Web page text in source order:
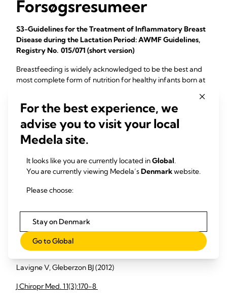
Forsøgsresumeer
S3-Guidelines for the Treatment of Inflammatory Breast
Disease during the Lactation Period: AWMF Guidelines,
Registry No. 015/071 (short version)
Breastfeeding is widely acknowledged to be the best and
most complete form of nutrition for healthy infants born at
Jacobs A, Abou-Dakn M, Becker K, Both D, Gatermann S,
Gresens R, Groß M, Jochum F, Kühnert M, Rouw E, Scheele M,
Strauss A, Strempel AK, Vetter K, Wöckel A (2012)
Ultrasound as a treatment of mammary blocked duct
The purpose of this case series is to report the outcomes of
25 postpartum women who were experiencing difficulties
with breastfeeding and were treated using ...
Lavigne V, Gleberzon BJ (2012)
J Chiropr Med. 11(3):170-8
For the best experience, we
advise you to visit your local
Medela site.
It looks like you are currently located inGlobal.
You are currently viewing Medela’sDenmarkwebsite.
Please choose:
Stay on Denmark
Go to Global